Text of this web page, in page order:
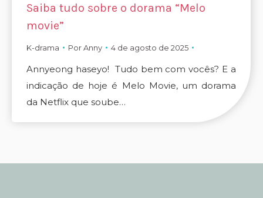
Saiba tudo sobre o dorama “Melo
movie”
K-drama PorAnny 4 de agosto de 2025
Annyeong haseyo! Tudo bem com vocês? E a
indicação de hoje é Melo Movie, um dorama
da Netflix que soube…